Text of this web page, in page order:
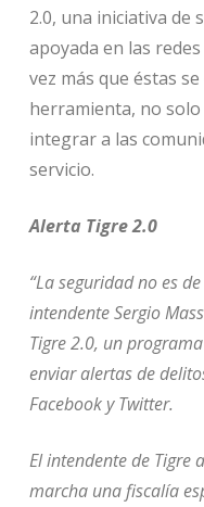
2.0, una iniciativa de
apoyada en las
vez más que éstas
herramienta, no
integrar a las
servicio.
Alerta Tigre 2.0
“La seguridad no es
intendente Sergio
Tigre 2.0, un
enviar alertas de
Facebook y Twitter.
El intendente de Tigre
marcha una fiscalía